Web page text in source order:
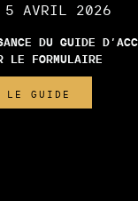
5 AVRIL 2026
DU GUIDE
LE FORMULAIRE
LE GUIDE